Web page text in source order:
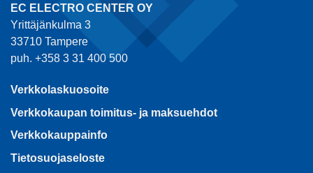
EC ELECTRO CENTER OY
Yrittäjänkulma 3
33710 Tampere
puh. +358 3 31 400 500
Verkkolaskuosoite
Verkkokaupan toimitus- ja maksuehdot
Verkkokauppainfo
Tietosuojaseloste